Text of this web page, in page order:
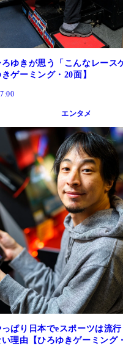
ゆきが思う「こんなレース
ゲーミング・20面】
エンタメ
ぱり日本でeスポーツは流行
理由【ひろゆきゲーミング